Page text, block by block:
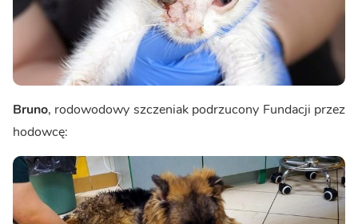
Bruno, rodowodowy szczeniak podrzucony Fundacji przez
hodowcę: